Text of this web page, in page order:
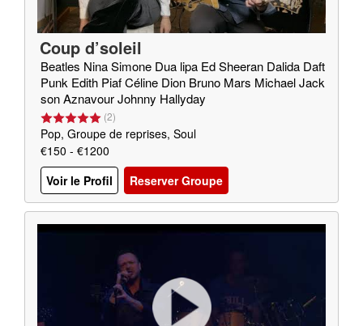
Coup d’soleil
Beatles Nina Simone Dua lipa Ed Sheeran Dalida Daft
Punk Edith Piaf Céline Dion Bruno Mars Michael Jack
son Aznavour Johnny Hallyday
(2)
Pop, Groupe de reprises, Soul
€150 - €1200
Voir le Profil
Reserver Groupe